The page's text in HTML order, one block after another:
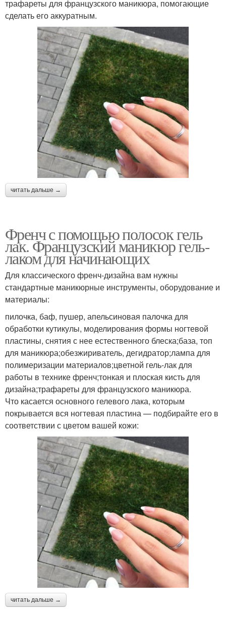
трафареты для французского маникюра, помогающие
сделать его аккуратным.
читать дальше →
Френч с помощью полосок гель
лак. Французский маникюр гель-
лаком для начинающих
Для классического френч-дизайна вам нужны
стандартные маникюрные инструменты, оборудование и
материалы:
пилочка, баф, пушер, апельсиновая палочка для
обработки кутикулы, моделирования формы ногтевой
пластины, снятия с нее естественного блеска;база, топ
для маникюра;обезжириватель, дегидратор;лампа для
полимеризации материалов;цветной гель-лак для
работы в технике френч;тонкая и плоская кисть для
дизайна;трафареты для французского маникюра.
Что касается основного гелевого лака, которым
покрывается вся ногтевая пластина — подбирайте его в
соответствии с цветом вашей кожи:
читать дальше →